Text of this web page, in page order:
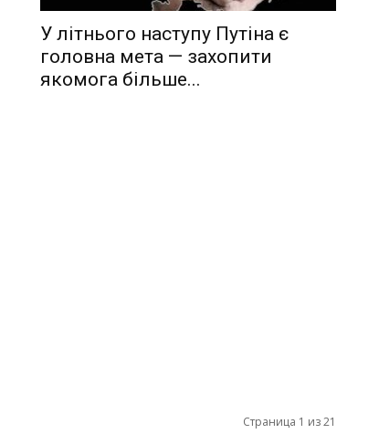
У літнього наступу Путіна є
головна мета — захопити
якомога більше...
Страница 1 из 21